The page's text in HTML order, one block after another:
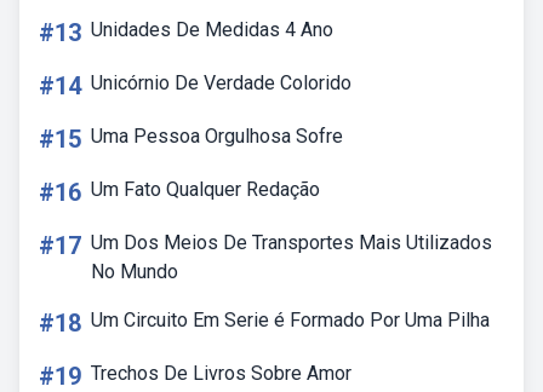
#13 Unidades De Medidas 4 Ano
#14 Unicórnio De Verdade Colorido
#15 Uma Pessoa Orgulhosa Sofre
#16 Um Fato Qualquer Redação
#17 Um Dos Meios De Transportes Mais Utilizados
No Mundo
#18 Um Circuito Em Serie é Formado Por Uma Pilha
#19 Trechos De Livros Sobre Amor